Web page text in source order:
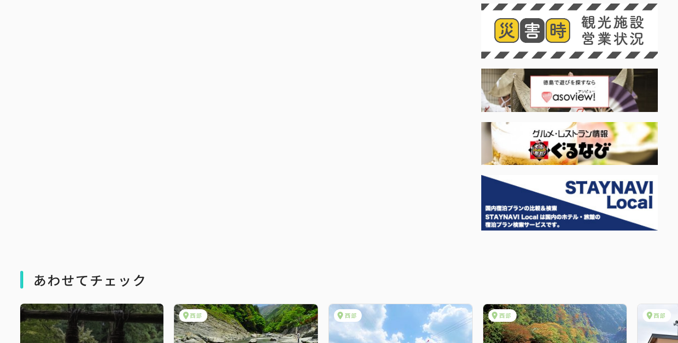
あわせてチェック
西部 西部 西部 西部